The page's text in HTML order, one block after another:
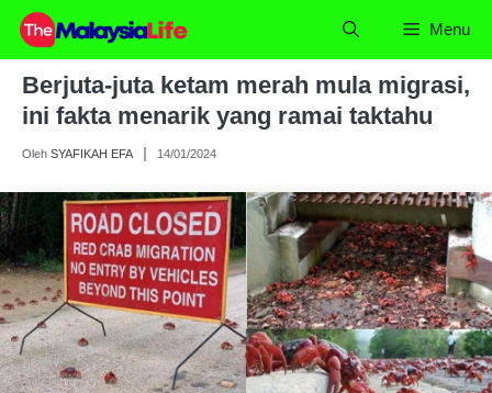
Skip
content
Menu
Berjuta-juta ketam merah mula migrasi,
ini fakta menarik yang ramai taktahu
Oleh SYAFIKAH EFA 14/01/2024